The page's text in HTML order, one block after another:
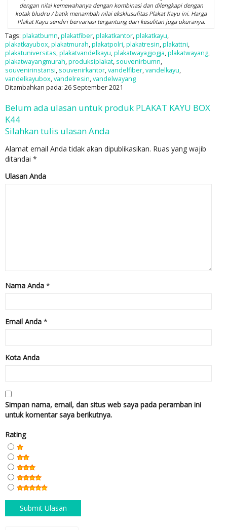
dengan nilai kemewahanya dengan kombinasi dan dilengkapi dengan
kotak bludru / batik menambah nilai eksklusufitas Plakat Kayu ini. Harga
Plakat Kayu sendiri bervariasi tergantung dari kesulitan juga ukuranya.
Tags: plakatbumn,plakatfiber,plakatkantor,plakatkayu,
plakatkayubox,plakatmurah,plakatpolri,plakatresin,plakattni,
plakatuniversitas,plakatvandelkayu,plakatwayagjogja,plakatwayang,
plakatwayangmurah,produksiplakat, souvenirbumn,
souvenirinstansi, souvenirkantor,vandelfiber,vandelkayu,
vandelkayubox,vandelresin,vandelwayang
Ditambahkan pada: 26 September 2021
Belum ada ulasan untuk produk PLAKAT KAYU BOX
K44
Silahkan tulis ulasan Anda
Alamat email Anda tidak akan dipublikasikan. Ruas yang wajib
ditandai *
Ulasan Anda
Nama Anda *
Email Anda *
Kota Anda
Simpan nama, email, dan situs web saya pada peramban ini
untuk komentar saya berikutnya.
Rating